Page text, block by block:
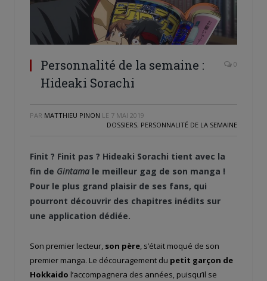
Personnalité de la semaine :
Hideaki Sorachi
0
PAR MATTHIEU PINON LE 7 MAI 2019
DOSSIERS, PERSONNALITÉ DE LA SEMAINE
Finit ? Finit pas ? Hideaki Sorachi tient avec la
fin de Gintama le meilleur gag de son manga !
Pour le plus grand plaisir de ses fans, qui
pourront découvrir des chapitres inédits sur
une application dédiée.
Son premier lecteur, son père, s’était moqué de son
premier manga. Le découragement du petit garçon de
Hokkaido l’accompagnera des années, puisqu’il se